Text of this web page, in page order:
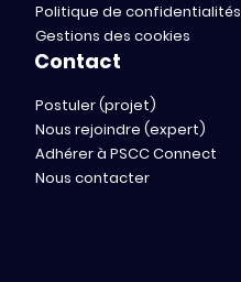
Politique de confidentialités
Gestions des cookies
Contact
Postuler (projet)
Nous rejoindre (expert)
Adhérer à PSCC Connect
Nous contacter